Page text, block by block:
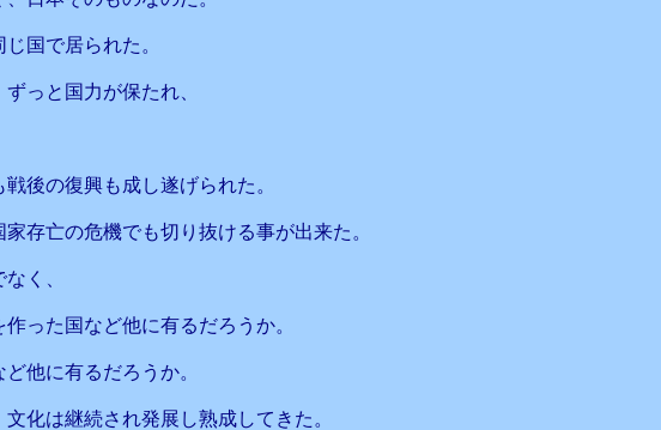
国で居られた。
っと国力が保たれ、
後の復興も成し遂げられた。
存亡の危機でも切り抜ける事が出来た。
く、
った国など他に有るだろうか。
他に有るだろうか。
化は継続され発展し熟成してきた。